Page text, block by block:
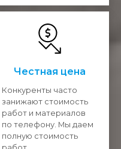
Честная цена
Конкуренты часто
занижают стоимость
работ и материалов
по телефону. Мы даем
полную стоимость